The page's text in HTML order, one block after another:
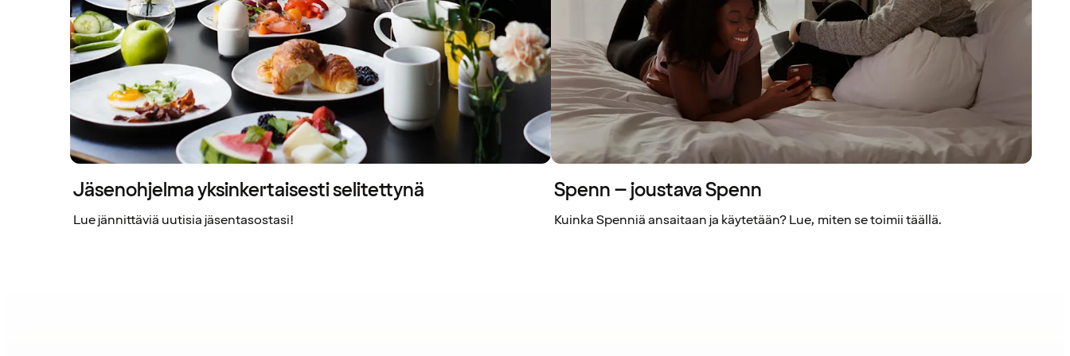
Jäsenohjelma yksinkertaisesti selitettynä
Lue jännittäviä uutisia jäsentasostasi!
Spenn – joustava Spenn
Kuinka Spenniä ansaitaan ja käytetään? Lue, miten se toimii täällä.